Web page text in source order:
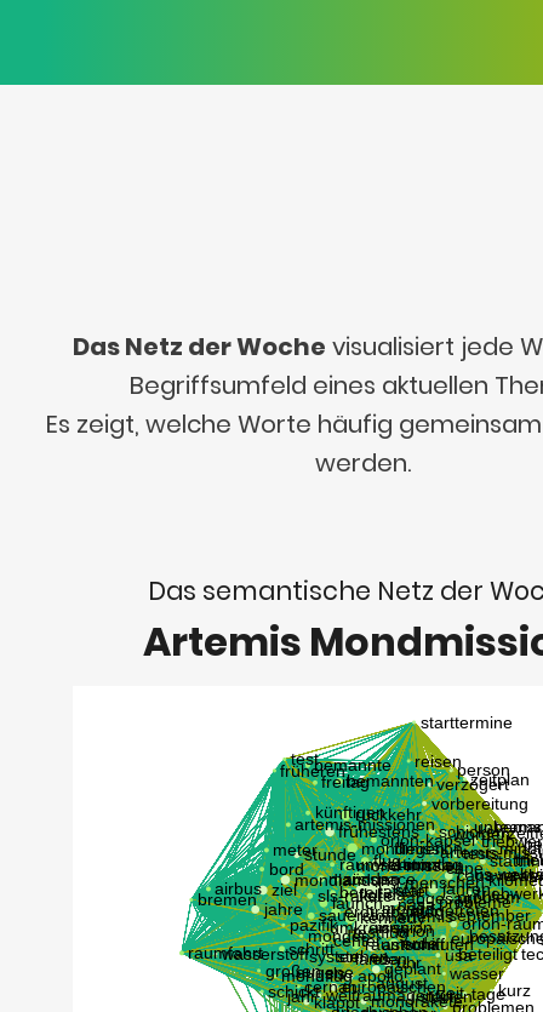
Das Netz der Woche visualisiert jede
Begriffsumfeld eines aktuellen
Es zeigt, welche Worte häufig
werden.
Das semantische Netz der
Artemis